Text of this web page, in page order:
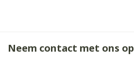
Neem contact met ons op